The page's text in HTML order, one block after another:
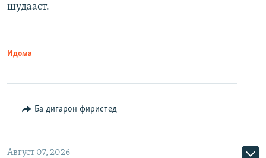
шудааст.
Идома
Ба дигарон фиристед
Август 07, 2026